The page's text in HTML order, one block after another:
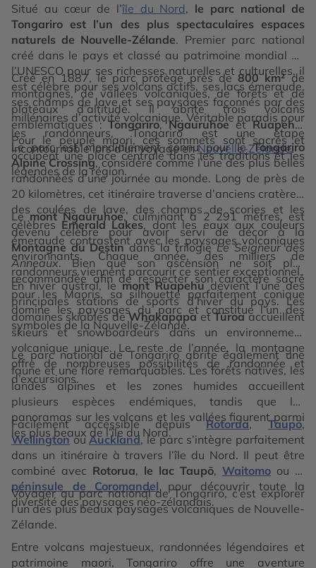
Situé au cœur de l’île du Nord, le parc national de
Tongariro est l’un des plus spectaculaires espaces
naturels de Nouvelle-Zélande. Premier parc national
créé dans le pays et classé au patrimoine mondial de
l’UNESCO pour ses richesses naturelles et culturelles, il
est célèbre pour ses volcans actifs, ses lacs émeraude,
ses champs de lave et ses paysages façonnés par des
millénaires d’activité volcanique. Véritable paradis pour
les randonneurs, Tongariro est une étape
incontournable lors d’un voyage enNouvelle-Zélande.
Créé en 1887, le parc protège près de 800 km²de
montagnes, de vallées volcaniques, de forêts et de
plateaux d’altitude. Il abrite trois volcans
emblématiques :Tongariro,NgauruhoeetRuapehu.
Pour le peuple maori, ces sommets sont sacrés et
occupent une place centrale dans les traditions et les
légendes de la région.
Le parc est mondialement connu pour leTongariro
Alpine Crossing, considéré comme l’une des plus belles
randonnées d’une journée au monde. Long de près de
20 kilomètres, cet itinéraire traverse d’anciens cratères,
des coulées de lave, des champs de scories et les
célèbres Emerald Lakes, dont les eaux aux couleurs
émeraude contrastent avec les paysages volcaniques
environnants. Chaque année, des milliers de
randonneurs viennent parcourir ce sentier exceptionnel.
Lemont Ngauruhoe, culminant à 2 291 mètres, est
devenu célèbre pour avoir servi de décor à la
Montagne du Destindans la trilogieLe Seigneur des
Anneaux. Bien que son ascension ne soit plus
recommandée afin de respecter son caractère sacré
pour les Maoris, sa silhouette parfaitement conique
domine les paysages du parc et constitue l’un des
symboles de la Nouvelle-Zélande.
En hiver austral, lemont Ruapehudevient l’une des
principales stations de sports d’hiver du pays. Les
domaines skiables deWhakapapaetTūroaaccueillent
skieurs et snowboardeurs dans un environnement
volcanique unique. Le reste de l’année, la montagne
offre de nombreuses possibilités de randonnée et
d’excursions.
Le parc national de Tongariro abrite également une
faune et une flore remarquables. Les forêts natives, les
landes alpines et les zones humides accueillent
plusieurs espèces endémiques, tandis que les
panoramas sur les volcans et les vallées figurent parmi
les plus beaux de l’île du Nord.
Facilement accessible depuisRotorua,Taupō,
Wellingtonou Auckland, le parc s’intègre parfaitement
dans un itinéraire à travers l’île du Nord. Il peut être
combiné avec Rotorua, le lac Taupō, Waitomo ou la
péninsule de Coromandelpour découvrir toute la
diversité des paysages néo-zélandais.
Voyager au parc national de Tongariro, c’est explorer
l’un des plus beaux paysages volcaniques de Nouvelle-
Zélande.
Entre volcans majestueux, randonnées légendaires et
patrimoine maori, Tongariro offre une aventure